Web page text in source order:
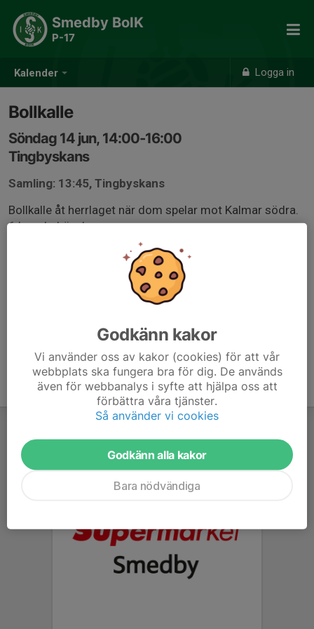
Kalender Logga in
Smedby BoIK
P-17
Bollkalle
Söndag 14 jun, 14:00-16:00
Tingbyskans
Samling: 13:45, Tingbyskans
Bollkalle åt herrlaget när dom spelar mot Kalmar södra.
6 barn behövs!
Godkänn kakor
Vi använder oss av kakor (cookies) för att vår
webbplats ska fungera bra för dig. De används
även för webbanalys i syfte att hjälpa oss att
förbättra våra tjänster.
Så använder vi cookies
Godkänn alla kakor
Bara nödvändiga